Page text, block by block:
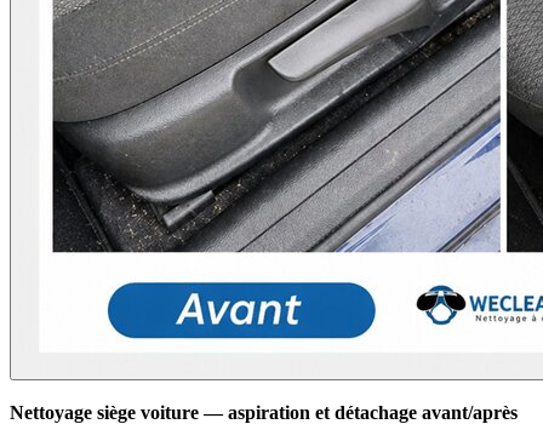
Nettoyage siège voiture — aspiration et détachage avant/après